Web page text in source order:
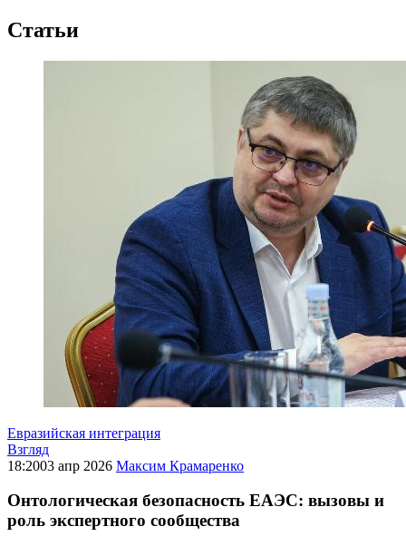
Статьи
Евразийская интеграция
Взгляд
18:2003 апр 2026 Максим Крамаренко
Онтологическая безопасность ЕАЭС: вызовы и
роль экспертного сообщества